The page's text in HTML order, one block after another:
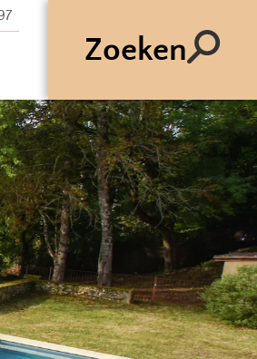
Zoeken